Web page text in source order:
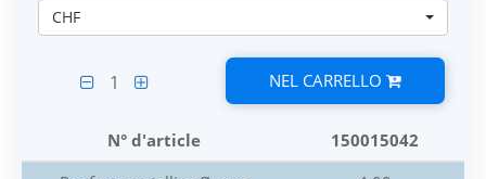
CHF
1 NEL CARRELLO
N° d'article
150015042